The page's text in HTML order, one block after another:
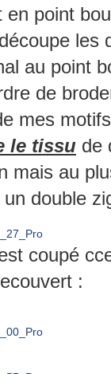
en point
les
au point
de
mes
le tissu de
mais au
double
coupé
: